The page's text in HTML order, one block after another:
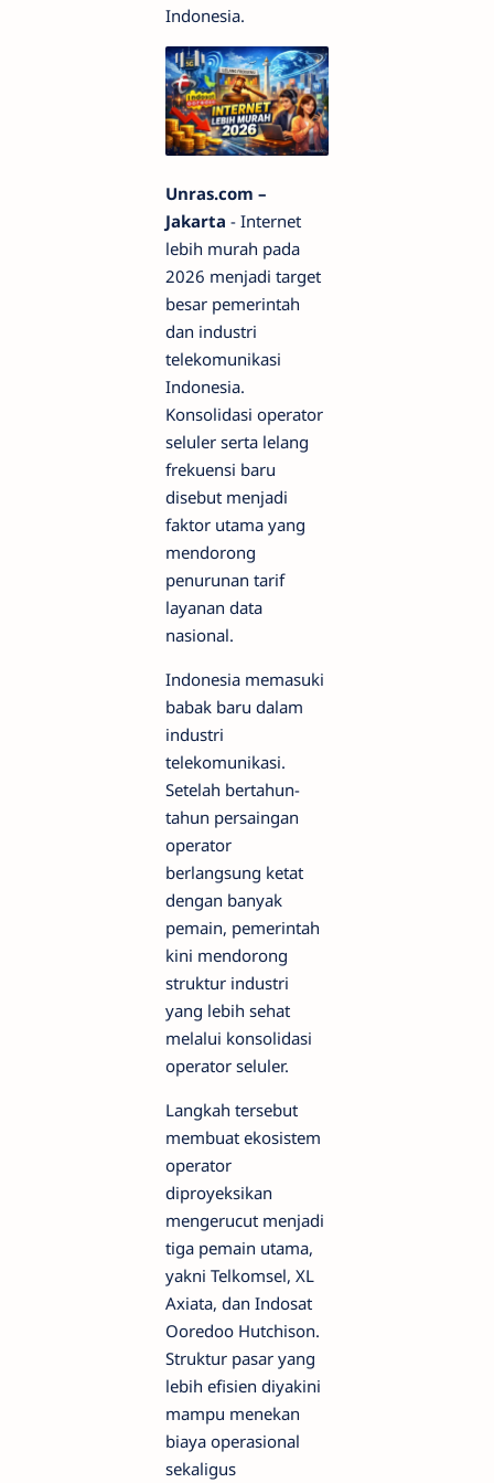
Indonesia.
Unras.com –
Jakarta - Internet
lebih murah pada
2026 menjadi target
besar pemerintah
dan industri
telekomunikasi
Indonesia.
Konsolidasi operator
seluler serta lelang
frekuensi baru
disebut menjadi
faktor utama yang
mendorong
penurunan tarif
layanan data
nasional.
Indonesia memasuki
babak baru dalam
industri
telekomunikasi.
Setelah bertahun-
tahun persaingan
operator
berlangsung ketat
dengan banyak
pemain, pemerintah
kini mendorong
struktur industri
yang lebih sehat
melalui konsolidasi
operator seluler.
Langkah tersebut
membuat ekosistem
operator
diproyeksikan
mengerucut menjadi
tiga pemain utama,
yakni Telkomsel, XL
Axiata, dan Indosat
Ooredoo Hutchison.
Struktur pasar yang
lebih efisien diyakini
mampu menekan
biaya operasional
sekaligus